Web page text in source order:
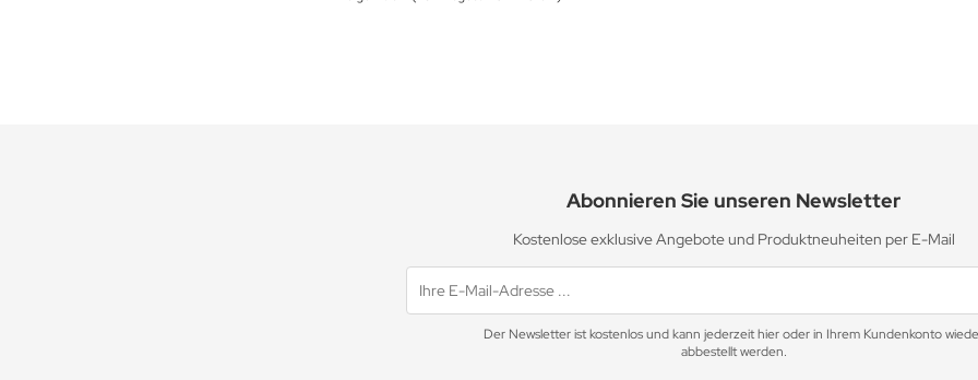
Abonnieren Sie unseren Newsletter
Kostenlose exklusive Angebote und Produktneuheiten per E-Mail
Der Newsletter ist kostenlos und kann jederzeit hier oder in Ihrem Kundenkonto
abbestellt werden.